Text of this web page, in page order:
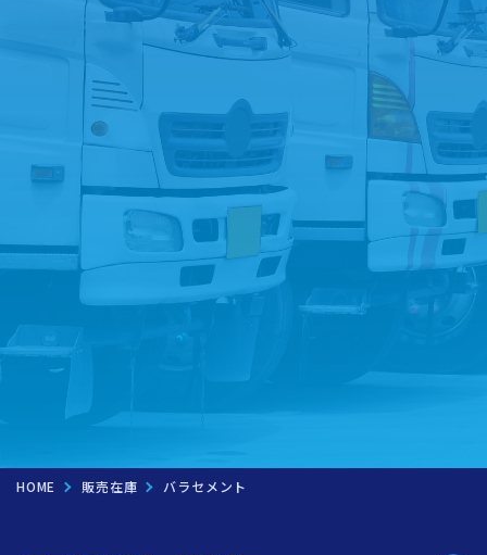
お問い合わせフォームへ
LINEでお問い合わせ
トラック買取を
HOME 販売在庫 バラセメント